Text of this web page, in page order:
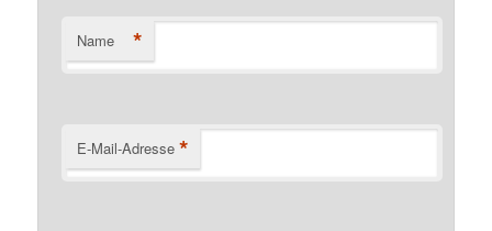
Name *
E-Mail-Adresse *